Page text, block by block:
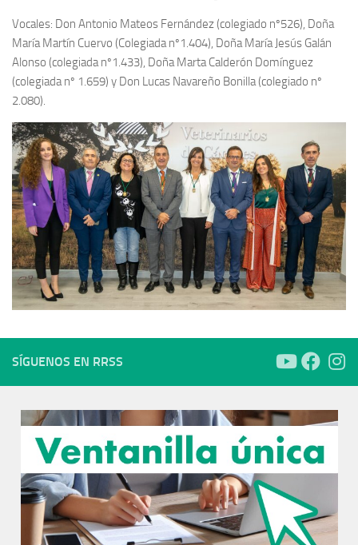
Vocales: Don Antonio Mateos Fernández (colegiado nº526), Doña
María Martín Cuervo (Colegiada nº1.404), Doña María Jesús Galán
Alonso (colegiada nº1.433), Doña Marta Calderón Domínguez
(colegiada nº 1.659) y Don Lucas Navareño Bonilla (colegiado nº
2.080).
SÍGUENOS EN RRSS